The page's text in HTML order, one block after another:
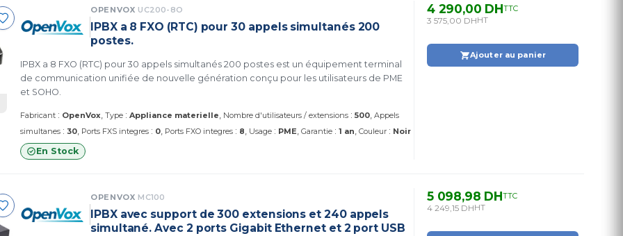
OPENVOX UC200-8O
IPBX a 8 FXO (RTC) pour 30 appels simultanés 200
postes.
IPBX a 8 FXO (RTC) pour 30 appels simultanés 200 postes est un équipement terminal
de communication unifiée de nouvelle génération conçu pour les utilisateurs de PME
et SOHO.
Fabricant : OpenVox Type : Appliance materielle Nombre d'utilisateurs / extensions : 500 Appels
simultanes : 30 Ports FXS integres : 0 Ports FXO integres : 8 Usage : PME Garantie : 1 an Couleur : Noir
En Stock
4 290,00 DHTTC
3 575,00 DHHT
Ajouter au panier
OPENVOX MC100
IPBX avec support de 300 extensions et 240 appels
simultané. Avec 2 ports Gigabit Ethernet et 2 port USB
5 098,98 DHTTC
4 249,15 DHHT